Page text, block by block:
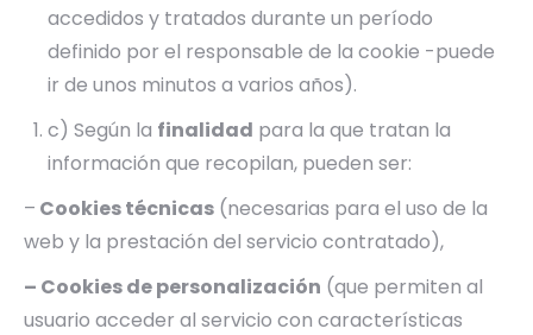
accedidos y tratados durante un período
definido por el responsable de la cookie -puede
ir de unos minutos a varios años).
c) Según la finalidad para la que tratan la
información que recopilan, pueden ser:
– Cookies técnicas (necesarias para el uso de la
web y la prestación del servicio contratado),
– Cookies de personalización (que permiten al
usuario acceder al servicio con características